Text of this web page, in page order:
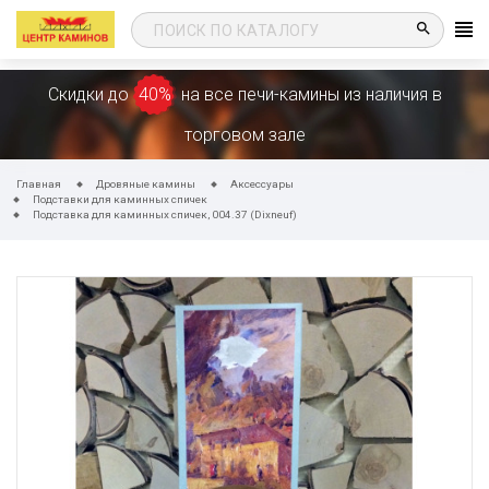
search
Скидки до 40% на все печи-камины из наличия в
торговом зале
Главная Дровяные камины
Аксессуары
Подставки для каминных спичек
Подставка для каминных спичек, 004.37 (Dixneuf)